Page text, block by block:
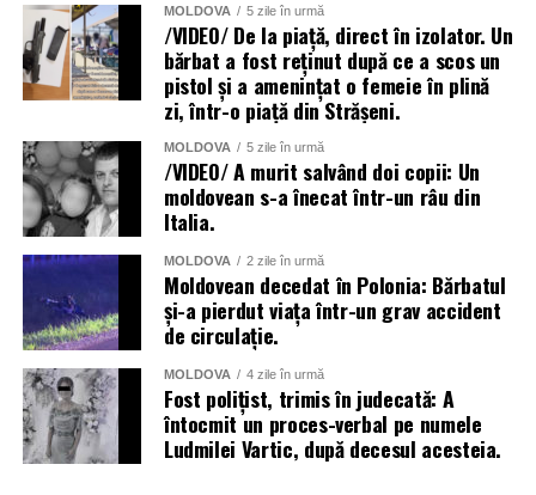
MOLDOVA 5 zile în urmă
/VIDEO/ De la piață, direct în izolator. Un
bărbat a fost reținut după ce a scos un
pistol și a amenințat o femeie în plină
zi, într-o piață din Strășeni.
MOLDOVA 5 zile în urmă
/VIDEO/ A murit salvând doi copii: Un
moldovean s-a înecat într-un râu din
Italia.
MOLDOVA 2 zile în urmă
Moldovean decedat în Polonia: Bărbatul
și-a pierdut viața într-un grav accident
de circulație.
MOLDOVA 4 zile în urmă
Fost polițist, trimis în judecată: A
întocmit un proces-verbal pe numele
Ludmilei Vartic, după decesul acesteia.